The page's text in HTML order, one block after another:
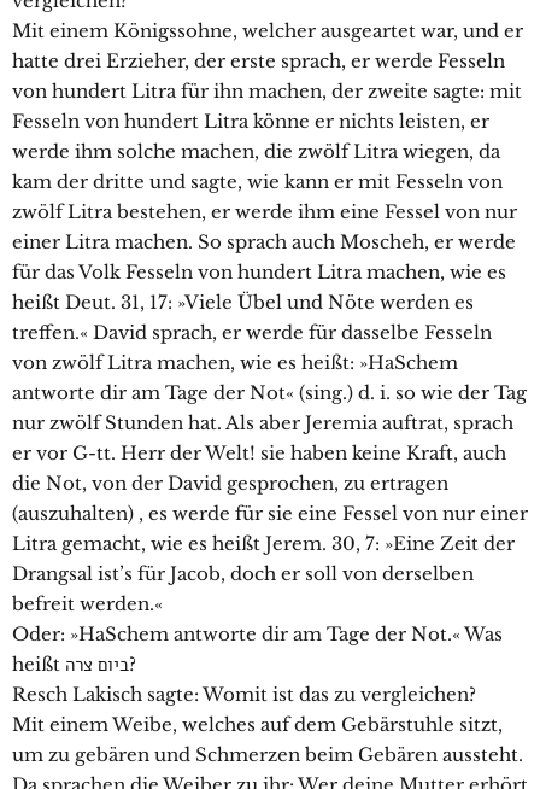
Mit einem Königssohne, welcher ausgeartet war, und er
hatte drei Erzieher, der erste sprach, er werde Fesseln
von hundert Litra für ihn machen, der zweite sagte: mit
Fesseln von hundert Litra könne er nichts leisten, er
werde ihm solche machen, die zwölf Litra wiegen, da
kam der dritte und sagte, wie kann er mit Fesseln von
zwölf Litra bestehen, er werde ihm eine Fessel von nur
einer Litra machen. So sprach auch Moscheh, er werde
für das Volk Fesseln von hundert Litra machen, wie es
heißt Deut. 31, 17: »Viele Übel und Nöte werden es
treffen.« David sprach, er werde für dasselbe Fesseln
von zwölf Litra machen, wie es heißt: »HaSchem
antworte dir am Tage der Not« (sing.) d. i. so wie der Tag
nur zwölf Stunden hat. Als aber Jeremia auftrat, sprach
er vor G-tt. Herr der Welt! sie haben keine Kraft, auch
die Not, von der David gesprochen, zu ertragen
(auszuhalten) , es werde für sie eine Fessel von nur einer
Litra gemacht, wie es heißt Jerem. 30, 7: »Eine Zeit der
Drangsal ist’s für Jacob, doch er soll von derselben
befreit werden.«
Oder: »HaSchem antworte dir am Tage der Not.« Was
heißt ביום צרה?
Resch Lakisch sagte: Womit ist das zu vergleichen?
Mit einem Weibe, welches auf dem Gebärstuhle sitzt,
um zu gebären und Schmerzen beim Gebären aussteht.
Da sprachen die Weiber zu ihr: Wer deine Mutter erhört